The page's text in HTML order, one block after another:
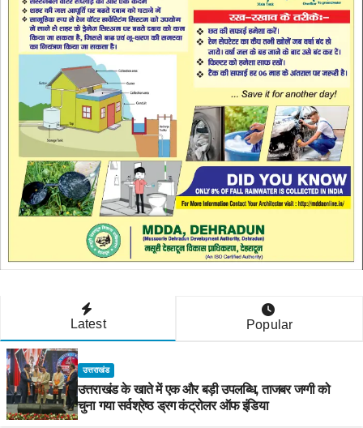
Latest Popular
उत्तराखंड
उत्तराखंड के खाते में एक और बड़ी उपलब्धि, ताजबर जग्गी को
चुना गया सर्वश्रेष्ठ ड्रग कंट्रोलर ऑफ इंडिया